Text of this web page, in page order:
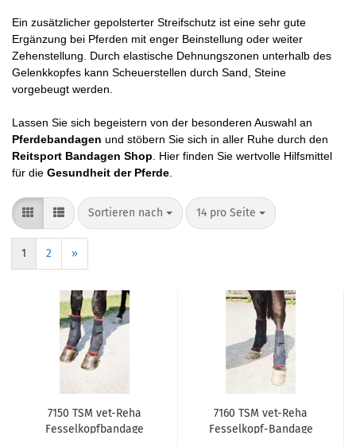
Ein zusätzlicher gepolsterter Streifschutz ist eine sehr gute
Ergänzung bei Pferden mit enger Beinstellung oder weiter
Zehenstellung. Durch elastische Dehnungszonen unterhalb des
Gelenkkopfes kann Scheuerstellen durch Sand, Steine
vorgebeugt werden.
Lassen Sie sich begeistern von der besonderen Auswahl an
Pferdebandagen und stöbern Sie sich in aller Ruhe durch den
Reitsport Bandagen Shop . Hier finden Sie wertvolle Hilfsmittel
für die Gesundheit der Pferde
Sortieren nach
Sortieren nach 14 pro Seite
pro Seite
1 2 »
7150 TSM vet-Reha
Fesselkopfbandage
7160 TSM vet-Reha
Fesselkopf-Bandage